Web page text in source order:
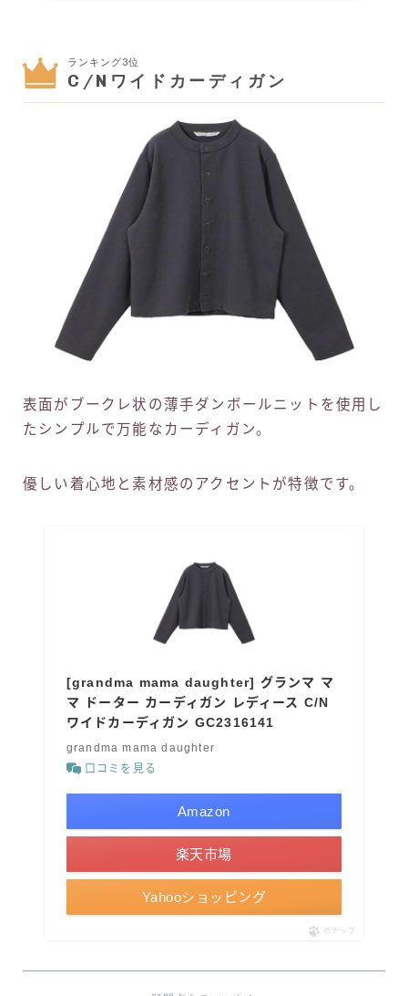
ランキング3位
C/Nワイドカーディガン
表面がブークレ状の薄手ダンボールニットを使用し
たシンプルで万能なカーディガン。
優しい着心地と素材感のアクセントが特徴です。
[grandma mama daughter] グランマ マ
マ ドーター カーディガン レディース C/N
ワイドカーディガン GC2316141
grandma mama daughter
口コミを見る
Amazon
楽天市場
Yahooショッピング
ポチップ